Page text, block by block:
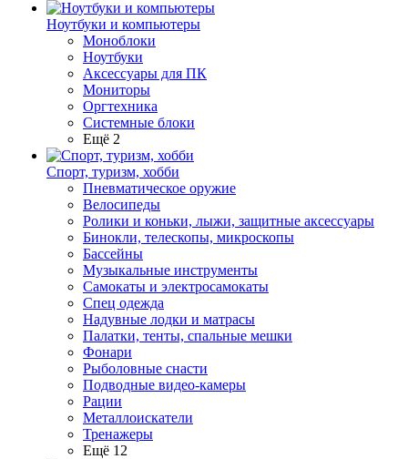
Ноутбуки и компьютеры
Моноблоки
Ноутбуки
Аксессуары для ПК
Мониторы
Оргтехника
Системные блоки
Ещё 2
Спорт, туризм, хобби
Пневматическое оружие
Велосипеды
Ролики и коньки, лыжи, защитные аксессуары
Бинокли, телескопы, микроскопы
Бассейны
Музыкальные инструменты
Самокаты и электросамокаты
Спец одежда
Надувные лодки и матрасы
Палатки, тенты, спальные мешки
Фонари
Рыболовные снасти
Подводные видео-камеры
Рации
Металлоискатели
Тренажеры
Ещё 12